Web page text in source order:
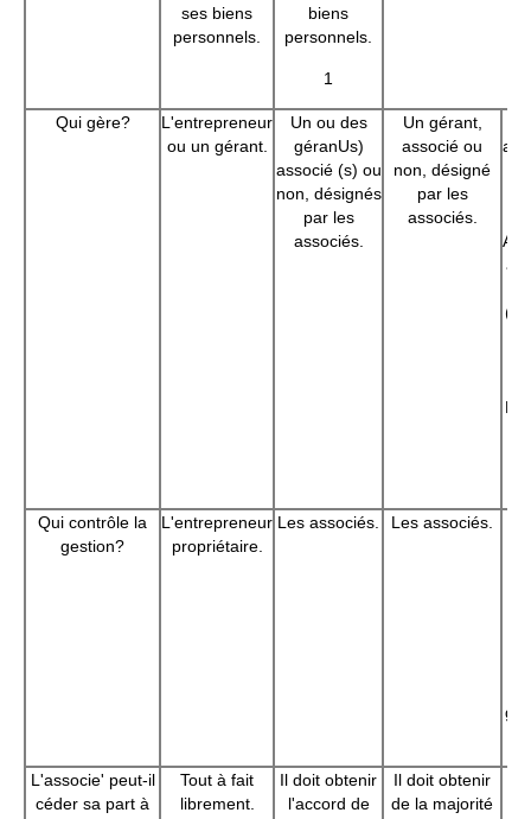
ses biens
personnels.
biens
personnels.
1
Qui gère?
L'entrepreneur
ou un gérant.
Un ou des
géranUs)
associé (s) ou
non, désignés
par les
associés.
Un gérant,
associé ou
non, désigné
par les
associés.
Qui contrôle la
gestion?
L'entrepreneur
propriétaire.
Les associés.
Les associés.
L'associe' peut-il
céder sa part à
Tout à fait
librement.
Il doit obtenir
l'accord de
Il doit obtenir
de la majorité